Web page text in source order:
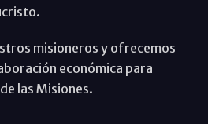
misioneros y ofrecemos
económica para
las Misiones.